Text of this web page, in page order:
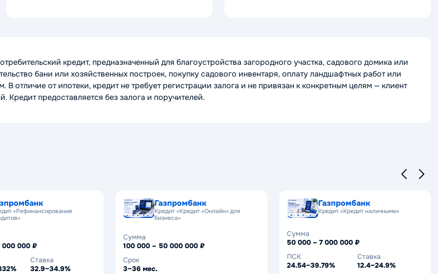
кредит, предназначенный для благоустройства загородного участка, садового домика или
бани или хозяйственных построек, покупку садового инвентаря, оплату ландшафтных работ или
отличие от ипотеки, кредит не требует регистрации залога и не привязан к конкретным целям — клиент
предоставляется без залога и поручителей.
«Рефинансирование
000 000 ₽
Ставка
32.9–34.9%
Газпромбанк
Кредит «Кредит «Онлайн» для
бизнеса»
Сумма
100 000 – 50 000 000 ₽
Срок
3–36 мес.
Газпромбанк
Кредит «Кредит наличными»
Сумма
50 000 – 7 000 000 ₽
ПСК
24.54–39.79%
Ставка
12.4–24.9%